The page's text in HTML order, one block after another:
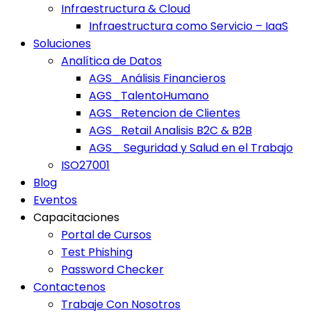
Infraestructura & Cloud
Infraestructura como Servicio – IaaS
Soluciones
Analítica de Datos
AGS_Análisis Financieros
AGS_TalentoHumano
AGS_Retencion de Clientes
AGS_Retail Analisis B2C & B2B
AGS_ Seguridad y Salud en el Trabajo
ISO27001
Blog
Eventos
Capacitaciones
Portal de Cursos
Test Phishing
Password Checker
Contactenos
Trabaje Con Nosotros